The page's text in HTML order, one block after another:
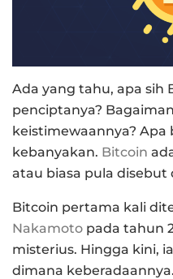
Ada yang tahu, apa sih
penciptanya?
keistimewaannya?
kebanyakan. Bitcoin
atau biasa pula
Bitcoin pertama kali
Nakamoto pada tahun
misterius. Hingga kini,
dimana